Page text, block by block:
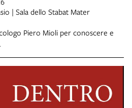
| Sala dello Stabat Mater
Piero Mioli per conoscere e